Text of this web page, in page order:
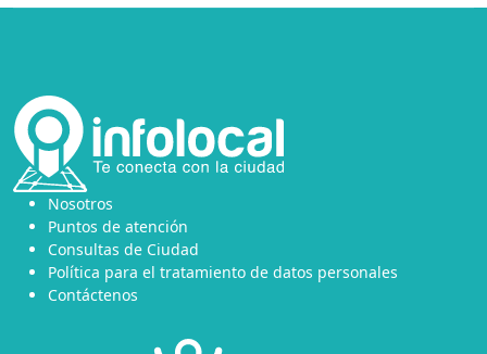
Nosotros
Puntos de atención
Consultas de Ciudad
Política para el tratamiento de datos personales
Contáctenos